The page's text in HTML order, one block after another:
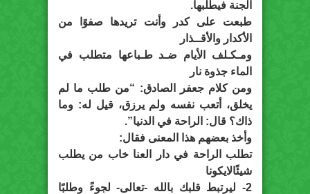
الجنة فيطلبها.
طبعت على كدر وأنت تريدها صفوًا من
الأكدار والأقــذار
ومـكـلف الأيام ضـد طـباعها متطلب في
الماء جذوة نار
ومن كلام جعفر الصادق: “من طلب ما لم
يخلق، أتعب نفسه ولم يرزق، قيل له: وما
ذاك؟ قال: الراحة في الدنيا”.
وأخذ بعضهم هذا المعنى فقال:
تطلب الراحة في دار العنا خاب من يطلب
شيئًالايكونا
2- ليرتبط قلبك بالله -تعالى- لجوءً وطلبًا